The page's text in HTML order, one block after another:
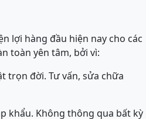
lợi hàng đầu hiện nay cho các
toàn yên tâm, bởi vì:
trọn đời. Tư vấn, sửa chữa
khẩu. Không thông qua bất kỳ